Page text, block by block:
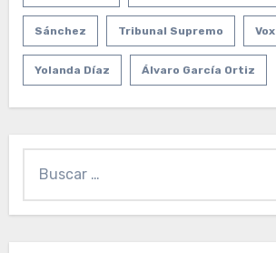
Sánchez Tribunal Supremo Vox
Yolanda Díaz Álvaro García Ortiz